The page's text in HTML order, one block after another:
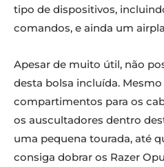
tipo de dispositivos,
comandos, e ainda um
Apesar de muito útil, não
desta bolsa incluída.
compartimentos para os
os auscultadores dentro
uma pequena tourada, até
consiga dobrar os Razer